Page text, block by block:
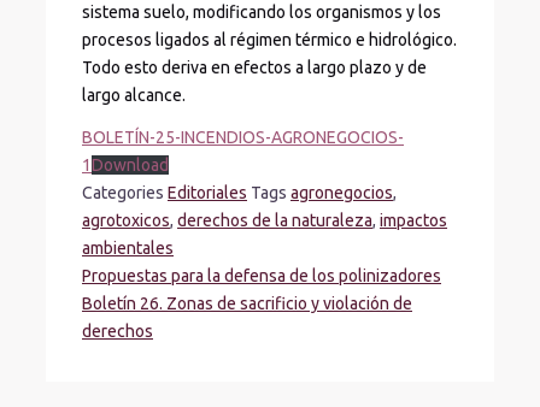
sistema suelo, modificando los organismos y los
procesos ligados al régimen térmico e hidrológico.
Todo esto deriva en efectos a largo plazo y de
largo alcance.
BOLETÍN-25-INCENDIOS-AGRONEGOCIOS-
1Download
Categories Editoriales Tags agronegocios,
agrotoxicos, derechos de la naturaleza, impactos
ambientales
Propuestas para la defensa de los polinizadores
Boletín 26. Zonas de sacrificio y violación de
derechos